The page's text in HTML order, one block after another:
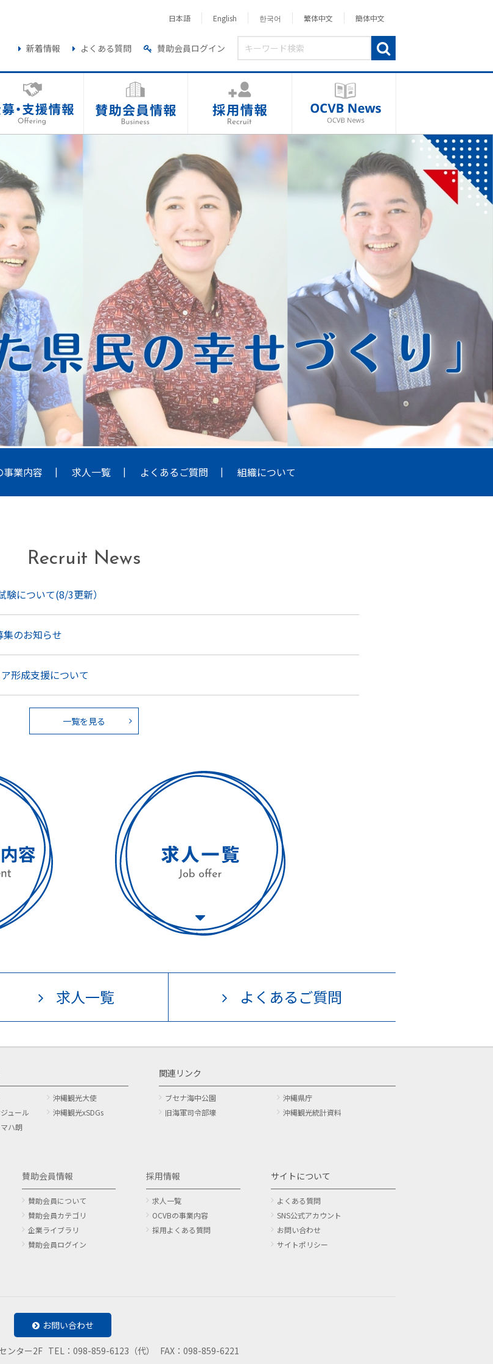
日本語 English 한국어 繁体中文 簡体中文
新着情報 よくある質問 賛助会員ログイン
事業内容 求人一覧 よくあるご質問 組織について
Recruit News
について(8/3更新）
集のお知らせ
形成支援について
一覧を見る
求人一覧 よくあるご質問
ュール
ハ朗
沖縄観光大使
沖縄観光xSDGs
関連リンク
ブセナ海中公園
旧海軍司令部壕
沖縄県庁
沖縄観光統計資料
賛助会員情報
賛助会員について
賛助会員カテゴリ
企業ライブラリ
賛助会員ログイン
採用情報
求人一覧
OCVBの事業内容
採用よくある質問
サイトについて
よくある質問
SNS公式アカウント
お問い合わせ
サイトポリシー
お問い合わせ
ンター2F TEL：098-859-6123（代） FAX：098-859-6221